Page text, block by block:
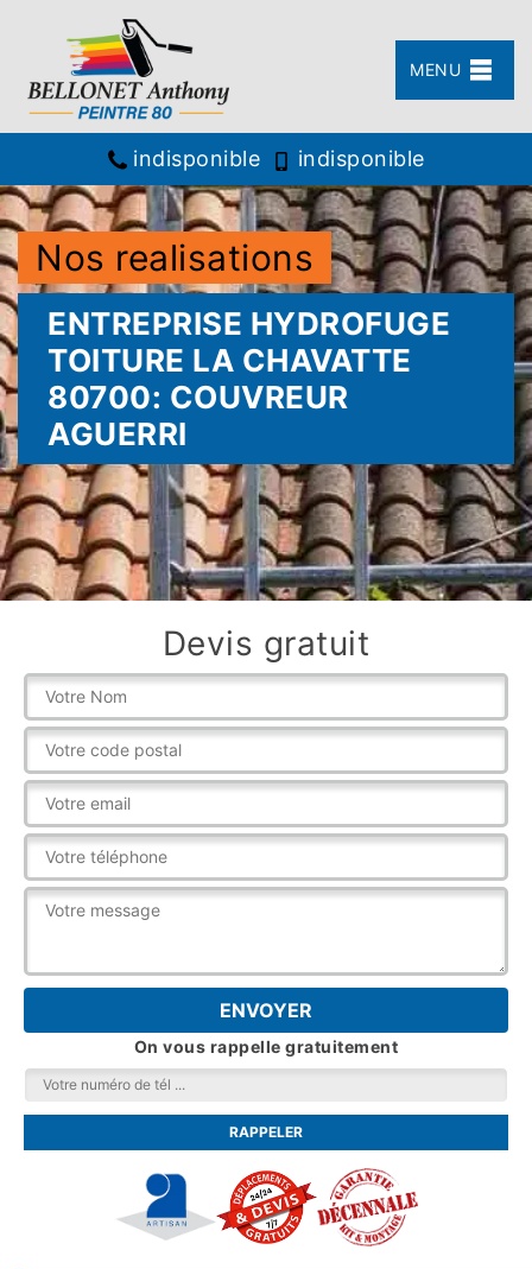
MENU
indisponible indisponible
Nos realisations
ENTREPRISE HYDROFUGE
TOITURE LA CHAVATTE
80700: COUVREUR
AGUERRI
Devis gratuit
On vous rappelle gratuitement